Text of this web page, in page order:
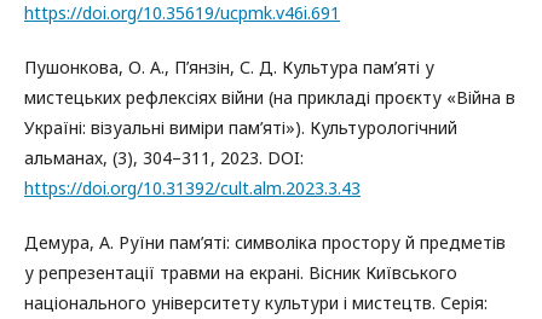
https://doi.org/10.35619/ucpmk.v46i.691
Пушонкова, О. А., П’янзін, С. Д. Культура пам’яті у
мистецьких рефлексіях війни (на прикладі проєкту «Війна в
Україні: візуальні виміри пам’яті»). Культурологічний
альманах, (3), 304–311, 2023. DOI:
https://doi.org/10.31392/cult.alm.2023.3.43
Демура, А. Руїни пам’яті: символіка простору й предметів
у репрезентації травми на екрані. Вісник Київського
національного університету культури і мистецтв. Серія: